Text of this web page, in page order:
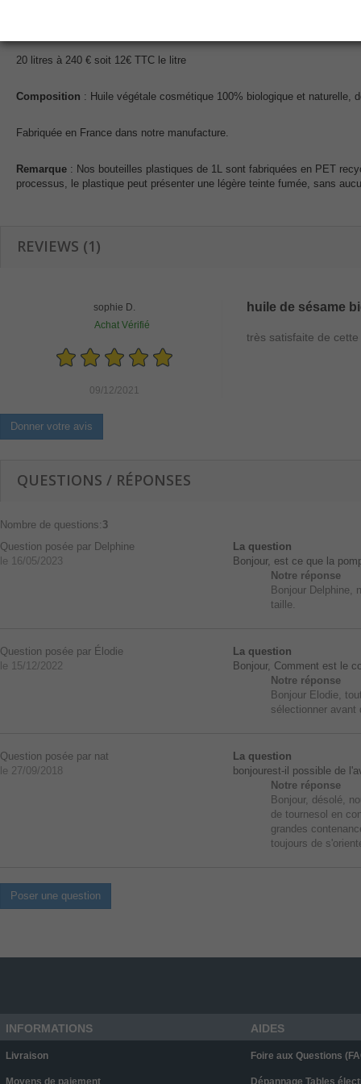
20 litres à 240 € soit 12€ TTC le litre
Composition : Huile végétale cosmétique 100% biologique et naturelle,
Fabriquée en France dans notre manufacture.
Remarque : Nos bouteilles plastiques de 1L sont fabriquées en PET
processus, le plastique peut présenter une légère teinte fumée, sans
REVIEWS (1)
sophie D.
Achat Vérifié
09/12/2021
huile de sésame
très satisfaite de
Donner votre avis
QUESTIONS / RÉPONSES
Nombre de questions: 3
Question posée par Delphine
le 16/05/2023
La question
Bonjour, est ce que la
Notre réponse
Bonjour Delphine,
taille.
Question posée par Élodie
le 15/12/2022
La question
Bonjour, Comment est le
Notre réponse
Bonjour Elodie,
sélectionner avant
Question posée par nat
le 27/09/2018
La question
bonjourest-il possible de
Notre réponse
Bonjour, désolé,
de tournesol en
grandes
toujours de
Poser une question
INFORMATIONS
Livraison
AIDES
Foire aux Questions